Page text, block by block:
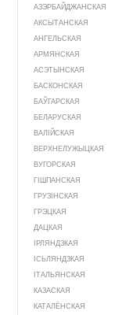
АЗЭРБАЙДЖАН­СКАЯ
АКСЫТАНСКАЯ
АНГЕЛЬСКАЯ
АРМЯНСКАЯ
АСЭТЫНСКАЯ
БАСКОНСКАЯ
БАЎГАРСКАЯ
БЕЛАРУСКАЯ
ВАЛІЙСКАЯ
ВЕРХНЕЛУЖЫЦКАЯ
ВУГОРСКАЯ
ГІШПАНСКАЯ
ГРУЗІНСКАЯ
ГРЭЦКАЯ
ДАЦКАЯ
ІРЛЯНДЗКАЯ
ІСЬЛЯНДЗКАЯ
ІТАЛЬЯНСКАЯ
КАЗАСКАЯ
КАТАЛЁНСКАЯ